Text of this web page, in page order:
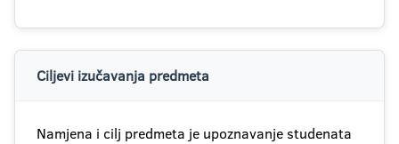
Ciljevi izučavanja predmeta
Namjena i cilj predmeta je upoznavanje studenata